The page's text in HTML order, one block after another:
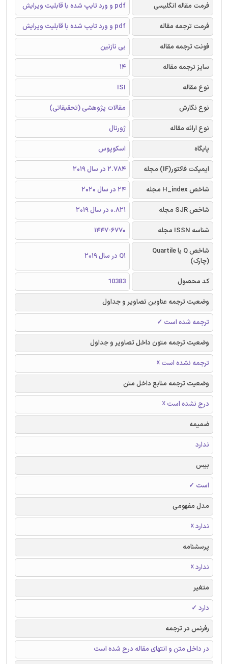
فرمت مقاله انگلیسی
pdf و ورد تایپ شده با قابلیت ویرایش
فرمت ترجمه مقاله
pdf و ورد تایپ شده با قابلیت ویرایش
فونت ترجمه مقاله
بی نازنین
سایز ترجمه مقاله
14
نوع مقاله
ISI
نوع نگارش
مقالات پژوهشی (تحقیقاتی)
نوع ارائه مقاله
ژورنال
پایگاه
اسکوپوس
ایمپکت فاکتور(IF) مجله
2.784 در سال 2019
شاخص H_index مجله
24 در سال 2020
شاخص SJR مجله
0.821 در سال 2019
شناسه ISSN مجله
1447-6770
شاخص Q یا Quartile
(چارک)
Q1 در سال 2019
کد محصول
10383
وضعیت ترجمه عناوین تصاویر و جداول
ترجمه شده است ✓
وضعیت ترجمه متون داخل تصاویر و جداول
ترجمه نشده است ☓
وضعیت ترجمه منابع داخل متن
درج نشده است ☓
ضمیمه
ندارد
بیس
است ✓
مدل مفهومی
ندارد ☓
پرسشنامه
ندارد ☓
متغیر
دارد ✓
رفرنس در ترجمه
در داخل متن و انتهای مقاله درج شده است